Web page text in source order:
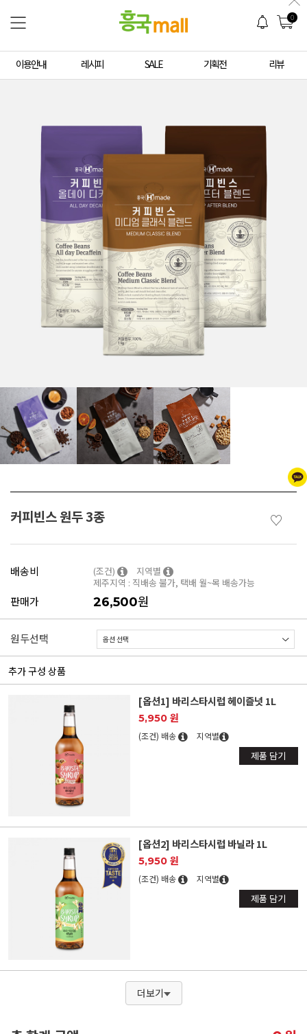
0
이용안내 레시피 SALE 기획전 리뷰
커피빈스 원두 3종 ♡
배송비 (조건)
지역별
제주지역 : 직배송 불가, 택배 월~목 배송가능
판매가 26,500원
원두선택
추가 구성 상품
[옵션1] 바리스타시럽 헤이즐넛 1L
5,950 원
(조건) 배송 지역별
제품 담기
[옵션2] 바리스타시럽 바닐라 1L
5,950 원
(조건) 배송 지역별
제품 담기
더보기